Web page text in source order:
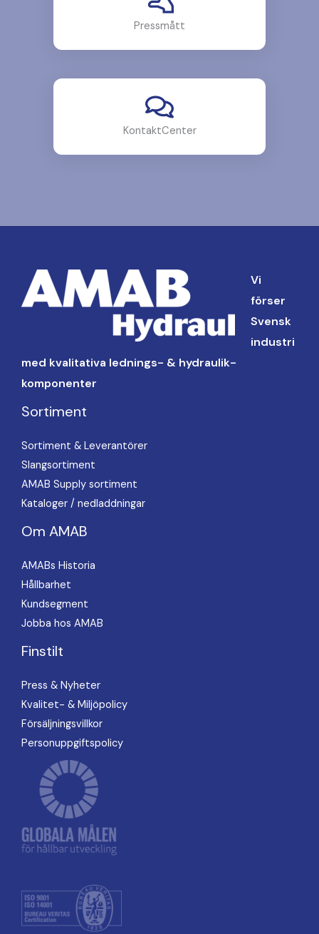
Pressmått
KontaktCenter
Vi
förser
Svensk
industri
med kvalitativa lednings- & hydraulik-
komponenter
Sortiment
Sortiment & Leverantörer
Slangsortiment
AMAB Supply sortiment
Kataloger / nedladdningar
Om AMAB
AMABs Historia
Hållbarhet
Kundsegment
Jobba hos AMAB
Finstilt
Press & Nyheter
Kvalitet- & Miljöpolicy
Försäljningsvillkor
Personuppgiftspolicy